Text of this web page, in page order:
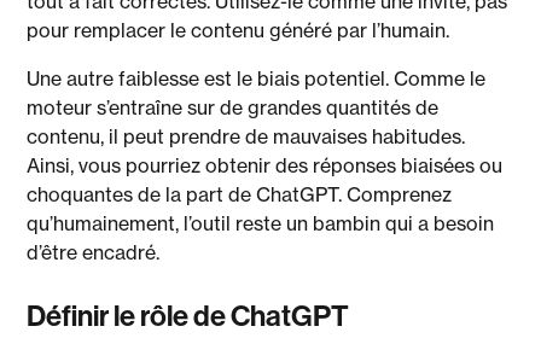
pour remplacer le contenu généré par l’humain.
Une autre faiblesse est le biais potentiel. Comme le
moteur s’entraîne sur de grandes quantités de
contenu, il peut prendre de mauvaises habitudes.
Ainsi, vous pourriez obtenir des réponses biaisées ou
choquantes de la part de ChatGPT. Comprenez
qu’humainement, l’outil reste un bambin qui a besoin
d’être encadré.
Définir le rôle de ChatGPT